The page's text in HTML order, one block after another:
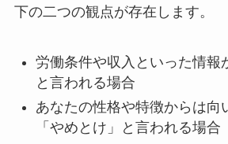
下の二つの観点が存在します。
労働条件や収入といった情報
と言われる場合
あなたの性格や特徴からは向
「やめとけ」と言われる場合